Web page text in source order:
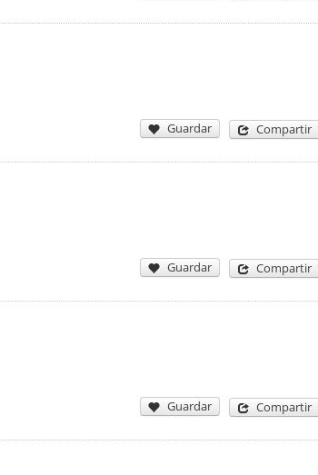
Guardar Compartir
Guardar Compartir
Guardar Compartir